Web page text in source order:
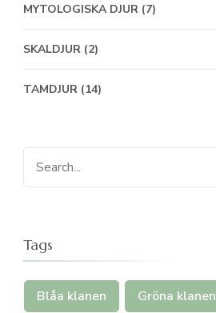
MYTOLOGISKA DJUR (7)
SKALDJUR (2)
TAMDJUR (14)
Search
for:
Tags
Blåa klanen Gröna klanen